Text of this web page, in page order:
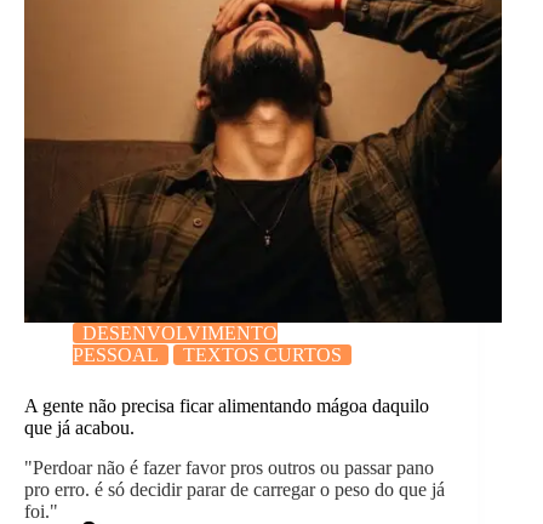
DESENVOLVIMENTO
PESSOAL
TEXTOS CURTOS
A gente não precisa ficar alimentando mágoa daquilo
que já acabou.
"Perdoar não é fazer favor pros outros ou passar pano
pro erro. é só decidir parar de carregar o peso do que já
foi."